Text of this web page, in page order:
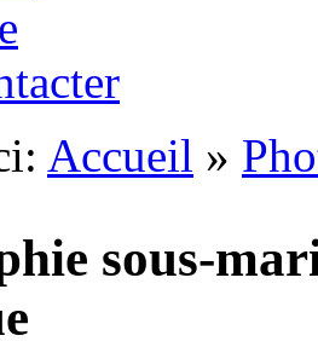
Accueil »
sous-